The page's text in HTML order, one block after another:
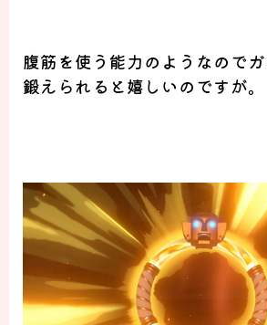
腹筋を使う能力のようなので
鍛えられると嬉しいのですが。